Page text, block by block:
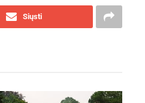
Siųsti